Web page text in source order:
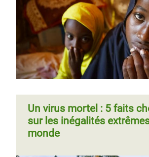
Un virus mortel : 5 faits
sur les inégalités
monde